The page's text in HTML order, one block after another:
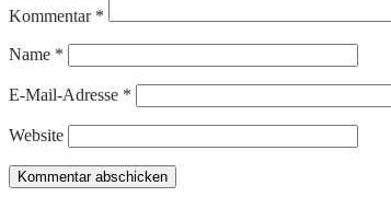
Kommentar *
Name *
E-Mail-Adresse *
Website